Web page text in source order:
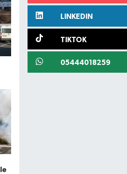
LINKEDIN
TIKTOK
05444018259